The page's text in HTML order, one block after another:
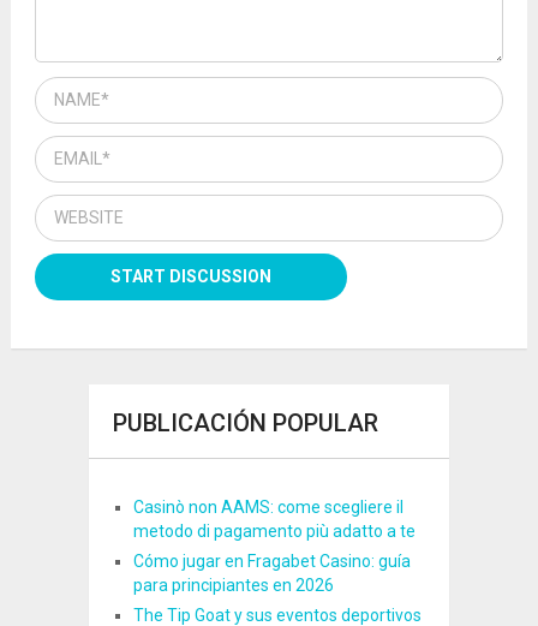
PUBLICACIÓN POPULAR
Casinò non AAMS: come scegliere il
metodo di pagamento più adatto a te
Cómo jugar en Fragabet Casino: guía
para principiantes en 2026
The Tip Goat y sus eventos deportivos